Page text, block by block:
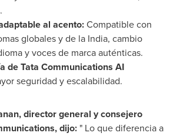
al acento:Compatible con
globales y de la India, cambio
y voces de marca auténticas.
de Tata Communications AI
seguridad y escalabilidad.
director general y consejero
dijo: " Lo que diferencia a